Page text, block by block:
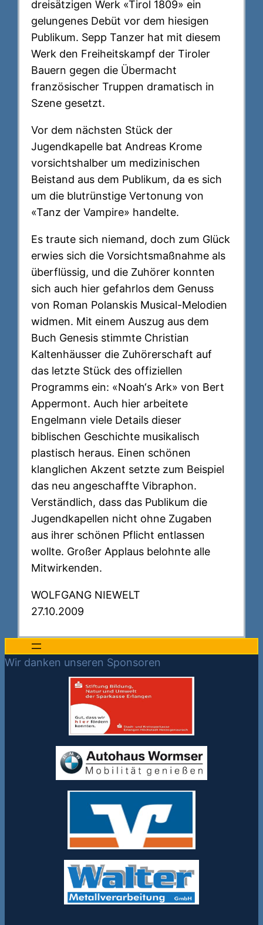
dreisätzigen Werk «Tirol 1809» ein
gelungenes Debüt vor dem hiesigen
Publikum. Sepp Tanzer hat mit diesem
Werk den Freiheitskampf der Tiroler
Bauern gegen die Übermacht
französischer Truppen dramatisch in
Szene gesetzt.
Vor dem nächsten Stück der
Jugendkapelle bat Andreas Krome
vorsichtshalber um medizinischen
Beistand aus dem Publikum, da es sich
um die blutrünstige Vertonung von
«Tanz der Vampire» handelte.
Es traute sich niemand, doch zum Glück
erwies sich die Vorsichtsmaßnahme als
überflüssig, und die Zuhörer konnten
sich auch hier gefahrlos dem Genuss
von Roman Polanskis Musical-Melodien
widmen. Mit einem Auszug aus dem
Buch Genesis stimmte Christian
Kaltenhäusser die Zuhörerschaft auf
das letzte Stück des offiziellen
Programms ein: «Noah‘s Ark» von Bert
Appermont. Auch hier arbeitete
Engelmann viele Details dieser
biblischen Geschichte musikalisch
plastisch heraus. Einen schönen
klanglichen Akzent setzte zum Beispiel
das neu angeschaffte Vibraphon.
Verständlich, dass das Publikum die
Jugendkapellen nicht ohne Zugaben
aus ihrer schönen Pflicht entlassen
wollte. Großer Applaus belohnte alle
Mitwirkenden.
WOLFGANG NIEWELT
27.10.2009
Wir danken unseren Sponsoren